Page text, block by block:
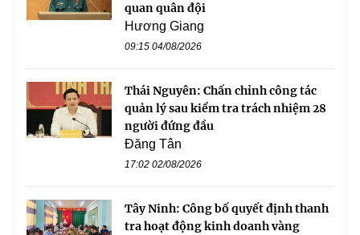
quan quân đội
Hương Giang
09:15 04/08/2026
Thái Nguyên: Chấn chỉnh công tác
quản lý sau kiểm tra trách nhiệm 28
người đứng đầu
Đăng Tân
17:02 02/08/2026
Tây Ninh: Công bố quyết định thanh
tra hoạt động kinh doanh vàng